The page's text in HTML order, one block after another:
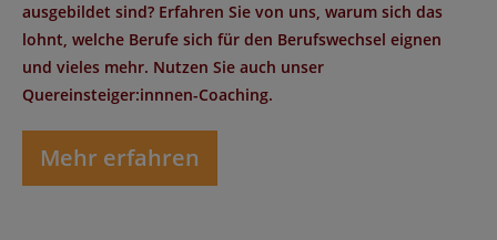
ausgebildet sind? Erfahren Sie von uns, warum sich das
lohnt, welche Berufe sich für den Berufswechsel eignen
und vieles mehr. Nutzen Sie auch unser
Quereinsteiger:innnen-Coaching.
Mehr erfahren